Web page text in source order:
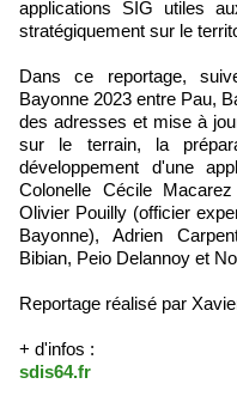
applications SIG utiles
stratégiquement sur le
Dans ce reportage,
Bayonne 2023 entre Pau,
des adresses et mise à
sur le terrain, la
développement d'une
Colonelle Cécile
Olivier Pouilly (officier
Bayonne), Adrien
Bibian, Peio Delannoy et
Reportage réalisé par
+ d'infos :
sdis64.fr